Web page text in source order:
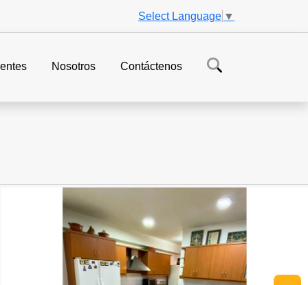
Select Language ▼
Nosotros Contáctenos